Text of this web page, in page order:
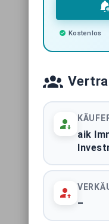
Kostenlos
aik
–